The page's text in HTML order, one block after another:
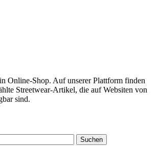
Online-Shop. Auf unserer Plattform finden
Streetwear-Artikel, die auf Websiten von
sind.